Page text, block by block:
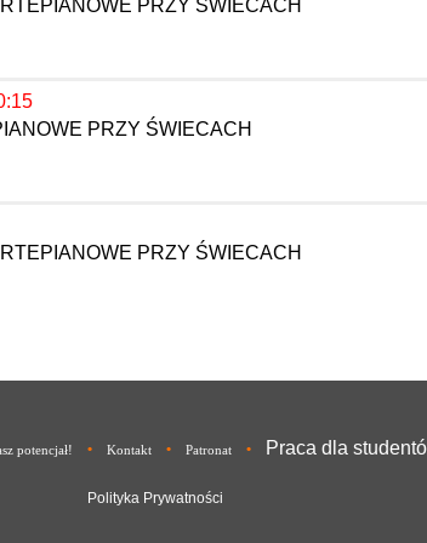
PRZY ŚWIECACH
PRZY ŚWIECACH
PRZY ŚWIECACH
potencjał! • Kontakt • Patronat • Praca dla
Polityka Prywatności